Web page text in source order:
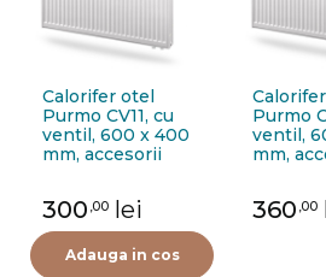
Calorifer otel
Purmo CV11, cu
ventil, 600 x 400
mm, accesorii
300 ,00 lei
Adauga in cos
Purmo
ventil,
mm,
360 ,00